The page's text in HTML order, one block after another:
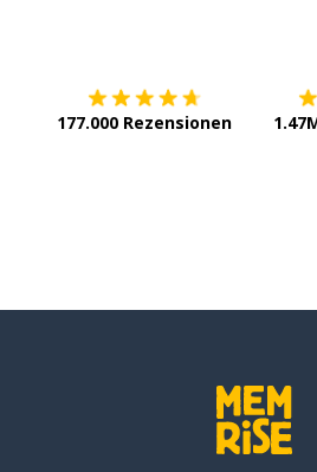
177.000 Rezensionen